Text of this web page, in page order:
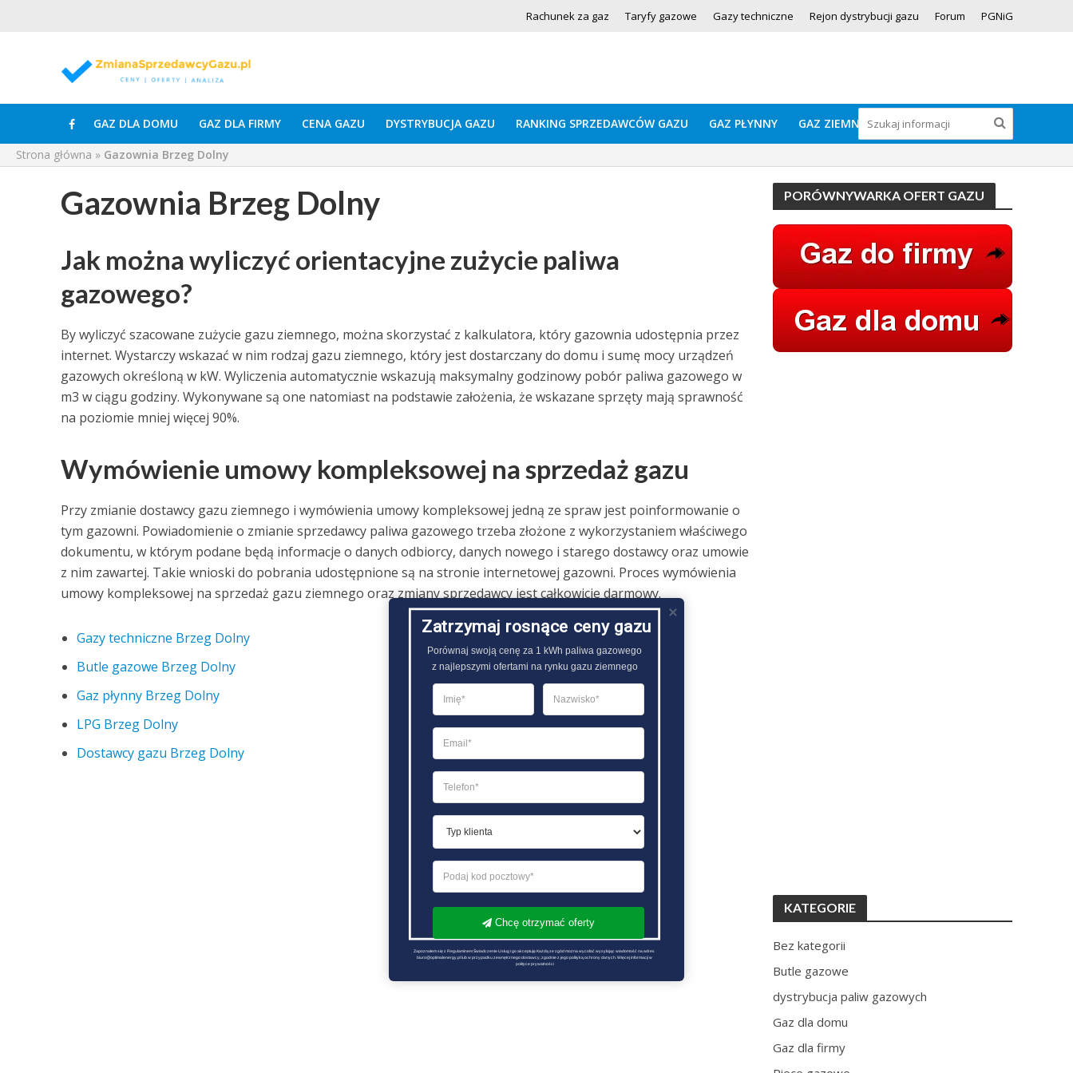
Rachunek za gaz Taryfy gazowe Gazy techniczne Rejon dystrybucji gazu Forum PGNiG
GAZ DLA DOMU GAZ DLA FIRMY CENA GAZU DYSTRYBUCJA GAZU RANKING SPRZEDAWCÓW GAZU GAZ PŁYNNY GAZ ZIEMNY
Strona główna » Gazownia Brzeg Dolny
Gazownia Brzeg Dolny
Jak można wyliczyć orientacyjne zużycie paliwa
gazowego?
By wyliczyć szacowane zużycie gazu ziemnego, można skorzystać z kalkulatora, który gazownia udostępnia przez
internet. Wystarczy wskazać w nim rodzaj gazu ziemnego, który jest dostarczany do domu i sumę mocy urządzeń
gazowych określoną w kW. Wyliczenia automatycznie wskazują maksymalny godzinowy pobór paliwa gazowego w
m3 w ciągu godziny. Wykonywane są one natomiast na podstawie założenia, że wskazane sprzęty mają sprawność
na poziomie mniej więcej 90%.
Wymówienie umowy kompleksowej na sprzedaż gazu
Przy zmianie dostawcy gazu ziemnego i wymówienia umowy kompleksowej jedną ze spraw jest poinformowanie o
tym gazowni. Powiadomienie o zmianie sprzedawcy paliwa gazowego trzeba złożone z wykorzystaniem właściwego
dokumentu, w którym podane będą informacje o danych odbiorcy, danych nowego i starego dostawcy oraz umowie
z nim zawartej. Takie wnioski do pobrania udostępnione są na stronie internetowej gazowni. Proces wymówienia
umowy kompleksowej na sprzedaż gazu ziemnego oraz zmiany sprzedawcy jest całkowicie darmowy.
Gazy techniczne Brzeg Dolny
Butle gazowe Brzeg Dolny
Gaz płynny Brzeg Dolny
LPG Brzeg Dolny
Dostawcy gazu Brzeg Dolny
PORÓWNYWARKA OFERT GAZU
KATEGORIE
Bez kategorii
Butle gazowe
dystrybucja paliw gazowych
Gaz dla domu
Gaz dla firmy
Zatrzymaj rosnące ceny gazu
Porównaj swoją cenę za 1 kWh paliwa gazowego
z najlepszymi ofertami na rynku gazu ziemnego
Chcę otrzymać oferty
Zapoznałem się z Regulaminem Świadczenie Usług i go akceptuję Każdą ze zgód można wycofać wysyłając wiadomość na adres
biuro@optimalenergy.pl lub w przypadku zewnętrznego dostawcy, zgodnie z jego polityką ochrony danych. Więcej informacji w
polityce prywatności